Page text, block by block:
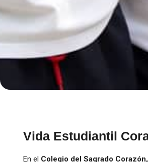
Vida Estudiantil
En el Colegio del Sagrado Corazón,